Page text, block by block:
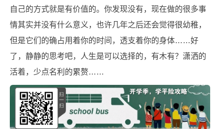
自己的方式就是有价值的。你发现没有，现在做的很多事
情其实并没有什么意义，也许几年之后还会觉得很幼稚，
但是它们的确占用着你的时间，透支着你的身体……好
了，静静的思考吧，人生是可以选择的，有木有？潇洒的
活着，少点名利的累赘……